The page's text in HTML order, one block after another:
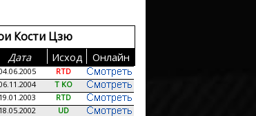
Кости Цзю
Дата Исход Онлайн
RTD
T KO
19.01.2003
RTD
18.05.2002
UD